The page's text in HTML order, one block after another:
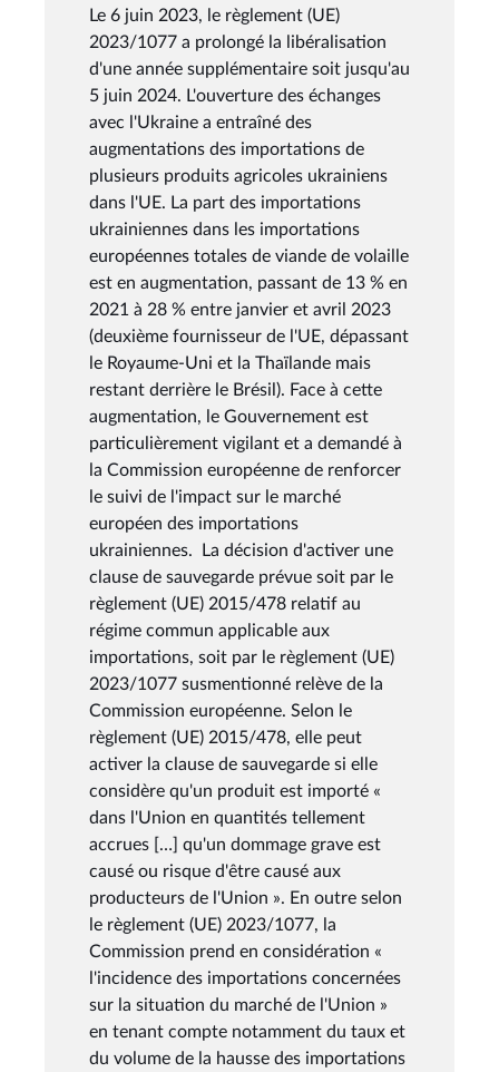
Le 6 juin 2023, le règlement (UE)
2023/1077 a prolongé la libéralisation
d'une année supplémentaire soit jusqu'au
5 juin 2024. L'ouverture des échanges
avec l'Ukraine a entraîné des
augmentations des importations de
plusieurs produits agricoles ukrainiens
dans l'UE. La part des importations
ukrainiennes dans les importations
européennes totales de viande de volaille
est en augmentation, passant de 13 % en
2021 à 28 % entre janvier et avril 2023
(deuxième fournisseur de l'UE, dépassant
le Royaume-Uni et la Thaïlande mais
restant derrière le Brésil). Face à cette
augmentation, le Gouvernement est
particulièrement vigilant et a demandé à
la Commission européenne de renforcer
le suivi de l'impact sur le marché
européen des importations
ukrainiennes. La décision d'activer une
clause de sauvegarde prévue soit par le
règlement (UE) 2015/478 relatif au
régime commun applicable aux
importations, soit par le règlement (UE)
2023/1077 susmentionné relève de la
Commission européenne. Selon le
règlement (UE) 2015/478, elle peut
activer la clause de sauvegarde si elle
considère qu'un produit est importé «
dans l'Union en quantités tellement
accrues […] qu'un dommage grave est
causé ou risque d'être causé aux
producteurs de l'Union ». En outre selon
le règlement (UE) 2023/1077, la
Commission prend en considération «
l'incidence des importations concernées
sur la situation du marché de l'Union »
en tenant compte notamment du taux et
du volume de la hausse des importations